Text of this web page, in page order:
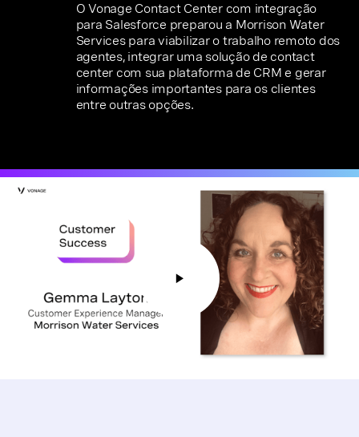
O Vonage Contact Center com integração
para Salesforce preparou a Morrison Water
Services para viabilizar o trabalho remoto dos
agentes, integrar uma solução de contact
center com sua plataforma de CRM e gerar
informações importantes para os clientes
entre outras opções.